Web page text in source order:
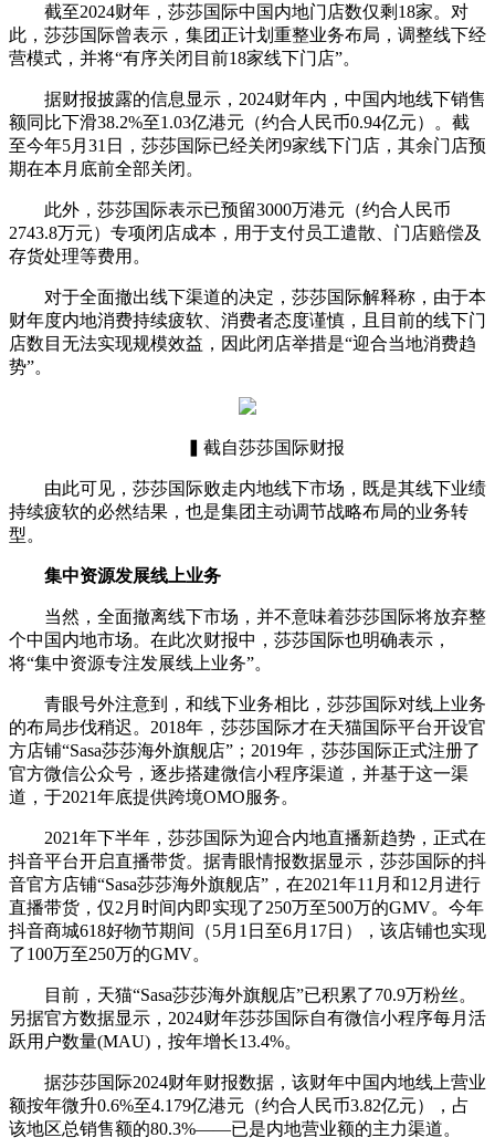
截至2024财年，莎莎国际中国内地门店数仅剩18家。 对
此，莎莎国际曾表示，集团正计划重整业务布局，调整线下经
营模式，并将“有序关闭目前18家线下门店”。
据财报披露的信息显示，2024财年内，中国内地线下销售
额同比下滑38.2%至1.03亿港元（约合人民币0.94亿元）。截
至今年5月31日，莎莎国际已经关闭9家线下门店，其余门店预
期在本月底前全部关闭。
此外，莎莎国际表示已预留3000万港元（约合人民币
2743.8万元）专项闭店成本，用于支付员工遣散、门店赔偿及
存货处理等费用。
对于全面撤出线下渠道的决定，莎莎国际解释称，由于本
财年度内地消费持续疲软、消费者态度谨慎，且目前的线下门
店数目无法实现规模效益，因此闭店举措是“迎合当地消费趋
势”。
▍截自莎莎国际财报
由此可见，莎莎国际败走内地线下市场，既是其线下业绩
持续疲软的必然结果，也是集团主动调节战略布局的业务转
型。
集中资源发展线上业务
当然，全面撤离线下市场，并不意味着莎莎国际将放弃整
个中国内地市场。在此次财报中，莎莎国际也明确表示，
将“集中资源专注发展线上业务”。
青眼号外注意到，和线下业务相比，莎莎国际对线上业务
的布局步伐稍迟。2018年，莎莎国际才在天猫国际平台开设官
方店铺“Sasa莎莎海外旗舰店”；2019年，莎莎国际正式注册了
官方微信公众号，逐步搭建微信小程序渠道，并基于这一渠
道，于2021年底提供跨境OMO服务。
2021年下半年，莎莎国际为迎合内地直播新趋势，正式在
抖音平台开启直播带货。据青眼情报数据显示，莎莎国际的抖
音官方店铺“Sasa莎莎海外旗舰店”，在2021年11月和12月进行
直播带货，仅2月时间内即实现了250万至500万的GMV。今年
抖音商城618好物节期间（5月1日至6月17日），该店铺也实现
了100万至250万的GMV。
目前，天猫“Sasa莎莎海外旗舰店”已积累了70.9万粉丝。
另据官方数据显示，2024财年莎莎国际自有微信小程序每月活
跃用户数量(MAU)，按年增长13.4%。
据莎莎国际2024财年财报数据，该财年中国内地线上营业
额按年微升0.6%至4.179亿港元（约合人民币3.82亿元），占
该地区总销售额的80.3%——已是内地营业额的主力渠道。